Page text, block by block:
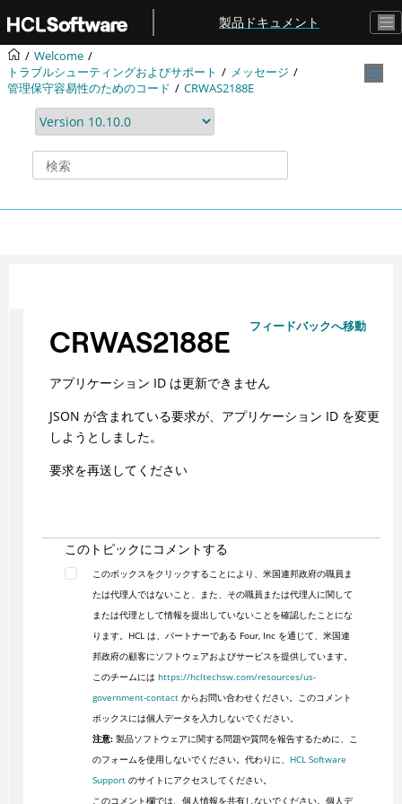
メインコンテンツにジャンプ
製品ドキュメント
Welcome
トラブルシューティングおよびサポート
メッセージ
管理保守容易性のためのコード
CRWAS2188E
フィードバックへ移動
CRWAS2188E
アプリケーション ID は更新できません
JSON が含まれている要求が、アプリケーション ID を変更
しようとしました。
要求を再送してください
このトピックにコメントする
このボックスをクリックすることにより、米国連邦政府の職員ま
たは代理人ではないこと、また、その職員または代理人に関して
または代理として情報を提出していないことを確認したことにな
ります。HCL は、パートナーである Four, Inc を通じて、米国連
邦政府の顧客にソフトウェアおよびサービスを提供しています。
このチームには https://hcltechsw.com/resources/us-
government-contactからお問い合わせください。このコメント
ボックスには個人データを入力しないでください。
注意:製品ソフトウェアに関する問題や質問を報告するために、こ
のフォームを使用しないでください。代わりに、 HCL Software
Supportのサイトにアクセスしてください。
このコメント欄では、個人情報を共有しないでください。個人デ